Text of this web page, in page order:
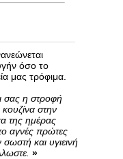
όσο το
μας τρόφιμα.
σας η στροφή
στην
της ημέρας
αγνές πρώτες
και υγιεινή
»